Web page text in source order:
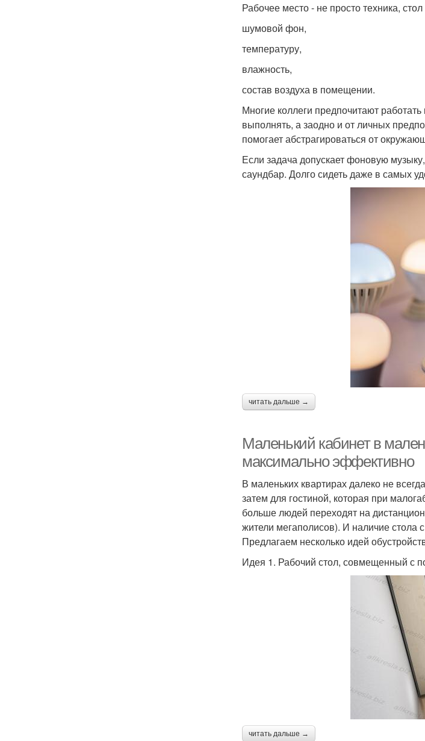
Рабочее место - не просто техника,
шумовой фон,
температуру,
влажность,
состав воздуха в помещении.
Многие коллеги предпочитают
выполнять, а заодно и от личных
помогает абстрагироваться от
Если задача допускает фоновую
саундбар. Долго сидеть даже в самых
читать дальше →
Маленький кабинет в
максимально эффективно
В маленьких квартирах далеко не
затем для гостиной, которая при
больше людей переходят на
жители мегаполисов). И наличие стола
Предлагаем несколько идей
Идея 1. Рабочий стол, совмещенный с
читать дальше →